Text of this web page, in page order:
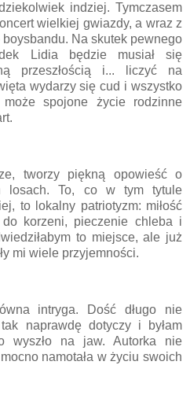
indziej. Tymczasem
wielkiej gwiazdy, a wraz z
Na skutek pewnego
Lidia będzie musiał się
przeszłością i... liczyć na
wydarzy się cud i wszystko
spojone życie rodzinne
tworzy piękną opowieść o
losach. To, co w tym tytule
to lokalny patriotyzm: miłość
korzeni, pieczenie chleba i
to miejsce, ale już
mi wiele przyjemności.
intryga. Dość długo nie
naprawdę dotyczy i byłam
wyszło na jaw. Autorka nie
namotała w życiu swoich